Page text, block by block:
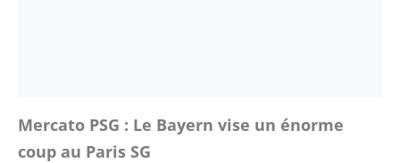
Mercato PSG : Le Bayern vise un énorme
coup au Paris SG